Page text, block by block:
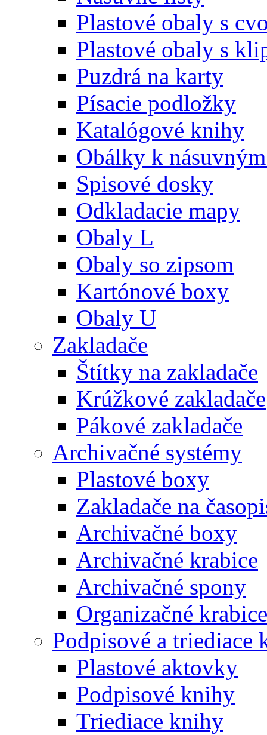
Plastové obaly s
Plastové obaly s
Puzdrá na karty
Písacie podložky
Katalógové knihy
Obálky k
Spisové dosky
Odkladacie mapy
Obaly L
Obaly so zipsom
Kartónové boxy
Obaly U
Zakladače
Štítky na zakladače
Krúžkové zakladače
Pákové zakladače
Archivačné systémy
Plastové boxy
Zakladače na
Archivačné boxy
Archivačné krabice
Archivačné spony
Organizačné
Podpisové a triediace
Plastové aktovky
Podpisové knihy
Triediace knihy